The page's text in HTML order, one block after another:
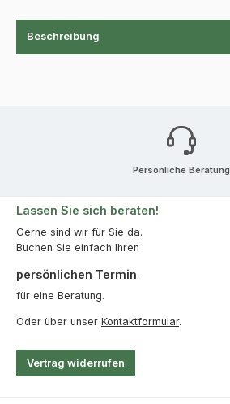
Beschreibung
Persönliche Beratung
Lassen Sie sich beraten!
Gerne sind wir für Sie da.
Buchen Sie einfach Ihren
persönlichen Termin
für eine Beratung.
Oder über unser Kontaktformular.
Vertrag widerrufen